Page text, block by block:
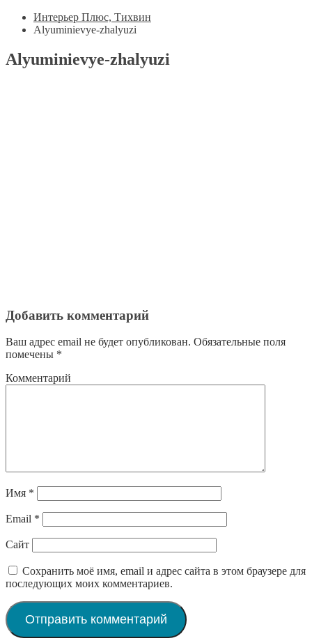
Интерьер Плюс, Тихвин
Alyuminievye-zhalyuzi
Alyuminievye-zhalyuzi
Добавить комментарий
Ваш адрес email не будет опубликован. Обязательные поля
помечены *
Комментарий
Имя *
Email *
Сайт
Сохранить моё имя, email и адрес сайта в этом браузере для
последующих моих комментариев.